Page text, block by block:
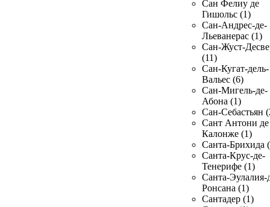
Сан Фелиу де
Гишольс (1)
Сан-Андрес-де-
Льеванерас (1)
Сан-Жуст-
(11)
Сан-Кугат-дель-
Вальес (6)
Сан-Мигель-де-
Абона (1)
Сан-Себастьян
Сант Антони де
Калонже (1)
Санта-Брихида
Санта-Крус-де-
Тенерифе (1)
Санта-Эулалия-
Ронсана (1)
Сантадер (1)